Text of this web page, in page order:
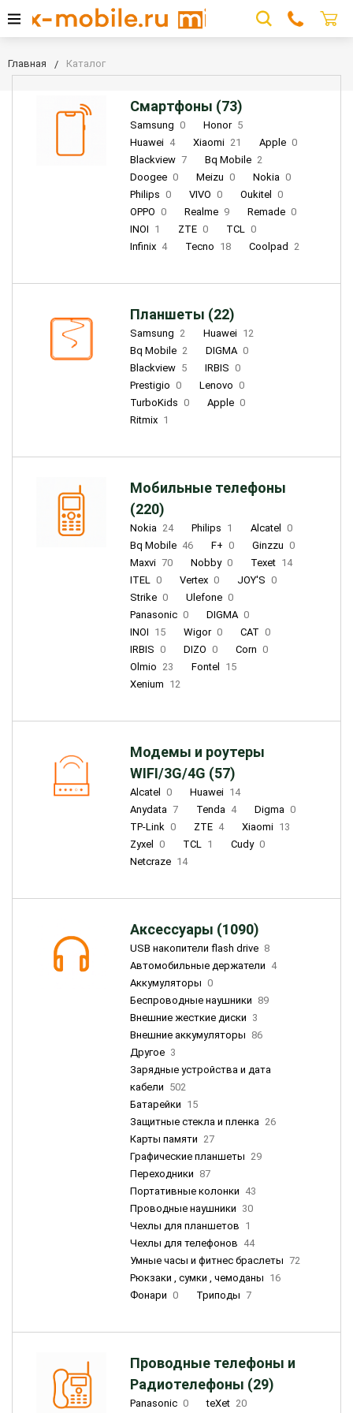
Главная Каталог
Смартфоны (73)
Samsung 0 Honor 5
Huawei 4 Xiaomi 21 Apple 0
Blackview 7 Bq Mobile 2
Doogee 0 Meizu 0 Nokia 0
Philips 0 VIVO 0 Oukitel
0
OPPO 0 Realme 9 Remade 0
INOI 1 ZTE 0 TCL 0
Infinix 4 Tecno 18 Coolpad 2
Планшеты (22)
Samsung 2 Huawei 12
Bq Mobile 2 DIGMA 0
Blackview 5 IRBIS 0
Prestigio 0 Lenovo 0
TurboKids 0 Apple 0
Ritmix 1
Мобильные телефоны
(220)
Nokia 24 Philips 1 Alcatel
0
Bq Mobile 46 F+ 0 Ginzzu 0
Maxvi 70 Nobby 0 Texet 14
ITEL 0 Vertex 0 JOY'S 0
Strike 0 Ulefone 0
Panasonic 0 DIGMA 0
INOI 15 Wigor 0 CAT 0
IRBIS 0 DIZO 0 Corn 0
Olmio 23 Fontel
15
Xenium 12
Модемы и роутеры
WIFI/3G/4G (57)
Alcatel 0 Huawei 14
Anydata 7 Tenda 4 Digma 0
TP-Link 0 ZTE 4 Xiaomi 13
Zyxel
0 TCL 1 Cudy 0
Netcraze 14
Аксессуары (1090)
USB накопители flash drive 8
Автомобильные держатели 4
Аккумуляторы 0
Беспроводные наушники 89
Внешние жесткие диски 3
Внешние аккумуляторы 86
Другое 3
Зарядные устройства и дата
кабели 502
Батарейки 15
Защитные стекла и пленка 26
Карты памяти 27
Графические планшеты 29
Переходники 87
Портативные колонки 43
Проводные наушники 30
Чехлы для планшетов 1
Чехлы для телефонов 44
Умные часы и фитнес браслеты 72
Рюкзаки , сумки , чемоданы 16
Фонари 0 Триподы 7
Проводные телефоны и
Радиотелефоны (29)
Panasonic 0 teXet 20